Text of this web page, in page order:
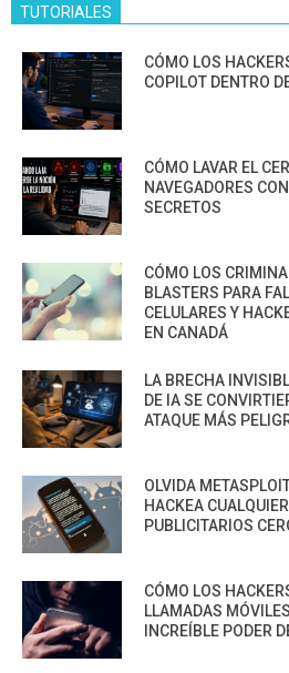
TUTORIALES
CÓMO LOS
COPILOT DENTRO
CÓMO LAVAR EL
NAVEGADORES
SECRETOS
CÓMO LOS
BLASTERS PARA
CELULARES Y
EN CANADÁ
LA BRECHA
DE IA SE
ATAQUE MÁS
OLVIDA
HACKEA
PUBLICITARIOS
CÓMO LOS
LLAMADAS
INCREÍBLE PODER